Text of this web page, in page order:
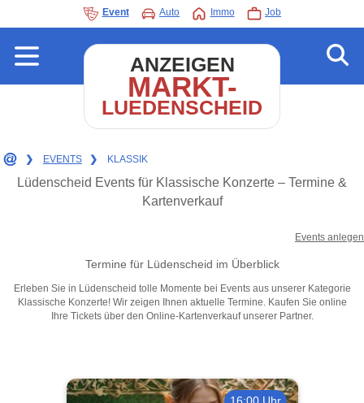
Event Auto Immo Job
ANZEIGEN
MARKT-
LUEDENSCHEID
❯ EVENTS ❯ KLASSIK
Lüdenscheid Events für Klassische Konzerte – Termine &
Kartenverkauf
Events anlegen
Termine für Lüdenscheid im Überblick
Erleben Sie in Lüdenscheid tolle Momente bei Events aus unserer Kategorie
Klassische Konzerte! Wir zeigen Ihnen aktuelle Termine. Kaufen Sie online
Ihre Tickets über den Online-Kartenverkauf unserer Partner.